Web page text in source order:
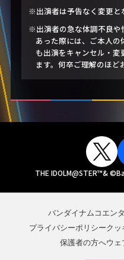
※出演者は予告なく変更と
※出演者の急な体調不良や
あった際には、ご本人
も出演をキャンセル・
ます。何卒ご理解のほど
THE IDOLM@STER™&
バンダイナムコエン
プライバシーポリシークッ
保護者の方へウェ